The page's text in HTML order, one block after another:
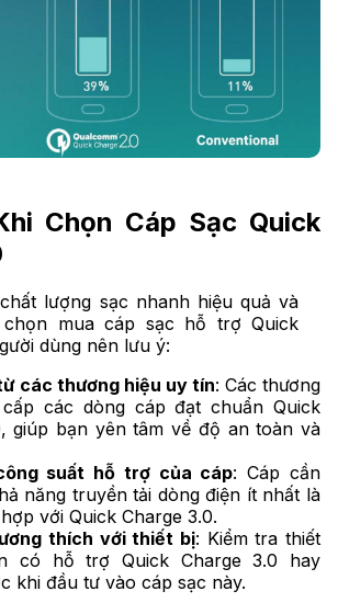
Chọn Cáp Sạc Quick
lượng sạc nhanh hiệu quả và
mua cáp sạc hỗ trợ Quick
dùng nên lưu ý:
các thương hiệu uy tín: Các thương
các dòng cáp đạt chuẩn Quick
giúp bạn yên tâm về độ an toàn và
suất hỗ trợ của cáp: Cáp cần
năng truyền tải dòng điện ít nhất là
với Quick Charge 3.0.
thích với thiết bị: Kiểm tra thiết
có hỗ trợ Quick Charge 3.0 hay
khi đầu tư vào cáp sạc này.